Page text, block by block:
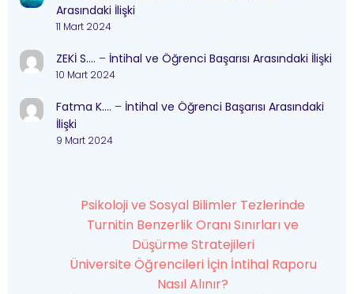
Arasındaki İlişki
11 Mart 2024
ZEKİ S…. – İntihal ve Öğrenci Başarısı Arasındaki İlişki
10 Mart 2024
Fatma K…. – İntihal ve Öğrenci Başarısı Arasındaki
İlişki
9 Mart 2024
Psikoloji ve Sosyal Bilimler Tezlerinde
Turnitin Benzerlik Oranı Sınırları ve
Düşürme Stratejileri
Üniversite Öğrencileri İçin İntihal Raporu
Nasıl Alınır?